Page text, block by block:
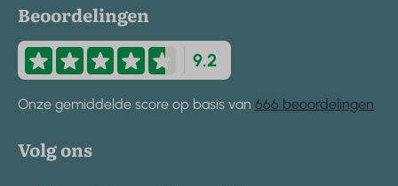
Beoordelingen
9.2
Onze gemiddelde score op basis van 666 beoordelingen
Volg ons